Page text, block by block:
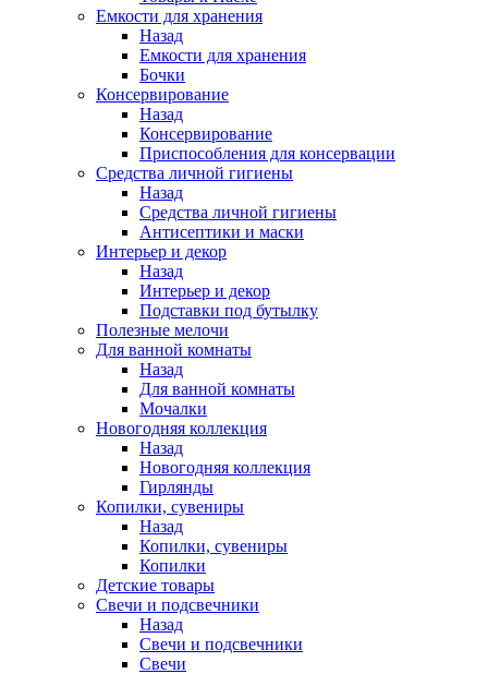
Емкости для хранения
Назад
Емкости для хранения
Бочки
Консервирование
Назад
Консервирование
Приспособления для консервации
Средства личной гигиены
Назад
Средства личной гигиены
Антисептики и маски
Интерьер и декор
Назад
Интерьер и декор
Подставки под бутылку
Полезные мелочи
Для ванной комнаты
Назад
Для ванной комнаты
Мочалки
Новогодняя коллекция
Назад
Новогодняя коллекция
Гирлянды
Копилки, сувениры
Назад
Копилки, сувениры
Копилки
Детские товары
Свечи и подсвечники
Назад
Свечи и подсвечники
Свечи